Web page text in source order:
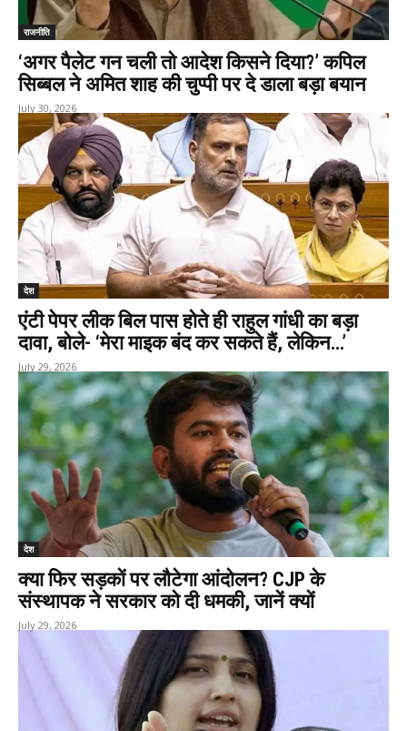
राजनीति
‘अगर पैलेट गन चली तो आदेश किसने दिया?’ कपिल
सिब्बल ने अमित शाह की चुप्पी पर दे डाला बड़ा बयान
July 30, 2026
देश
एंटी पेपर लीक बिल पास होते ही राहुल गांधी का बड़ा
दावा, बोले- ‘मेरा माइक बंद कर सकते हैं, लेकिन…’
July 29, 2026
देश
क्या फिर सड़कों पर लौटेगा आंदोलन? CJP के
संस्थापक ने सरकार को दी धमकी, जानें क्यों
July 29, 2026